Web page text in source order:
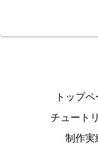
トップ
チュート
制作実